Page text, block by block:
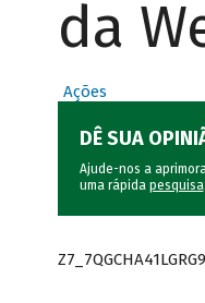
da
Ações
DÊ SUA
Ajude-nos a
uma rápida pesquisa.